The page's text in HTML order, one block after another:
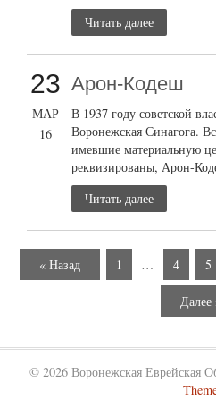
Читать далее
23
МАР
16
Арон-Кодеш
В 1937 году советской
Воронежская Синагога.
имевшие материальную
реквизированы, Арон-
Читать далее
« Назад 1 … 4 5
Далее
© 2026 Воронежская Еврейская